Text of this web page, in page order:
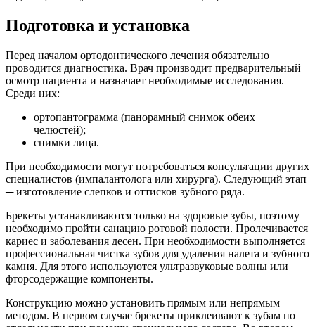
Подготовка и установка
Перед началом ортодонтического лечения обязательно
проводится диагностика. Врач производит предварительный
осмотр пациента и назначает необходимые исследования.
Среди них:
ортопантограмма (панорамный снимок обеих
челюстей);
снимки лица.
При необходимости могут потребоваться консультации других
специалистов (импалантолога или хирурга). Следующий этап
─ изготовление слепков и оттисков зубного ряда.
Брекеты устанавливаются только на здоровые зубы, поэтому
необходимо пройти санацию ротовой полости. Пролечивается
кариес и заболевания десен. При необходимости выполняется
профессиональная чистка зубов для удаления налета и зубного
камня. Для этого используются ультразвуковые волны или
фторсодержащие компоненты.
Конструкцию можно установить прямым или непрямым
методом. В первом случае брекеты приклеивают к зубам по